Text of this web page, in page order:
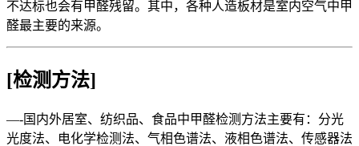
不达标也会有甲醛残留。其中，各种人造板材是室内空气中甲
醛最主要的来源。
[检测方法]
—-国内外居室、纺织品、食品中甲醛检测方法主要有：分光
光度法、电化学检测法、气相色谱法、液相色谱法、传感器法